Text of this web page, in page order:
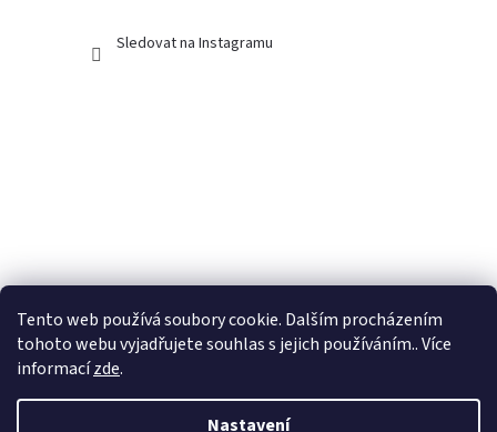
Tento web používá soubory cookie. Dalším procházením
tohoto webu vyjadřujete souhlas s jejich používáním.. Více
informacízde.
Nastavení
Sledovat na Instagramu